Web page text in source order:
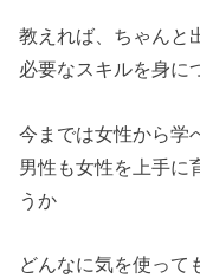
教えれば、ちゃんと
必要なスキルを身に
今までは女性から学
男性も女性を上手に
うか
どんなに気を使って